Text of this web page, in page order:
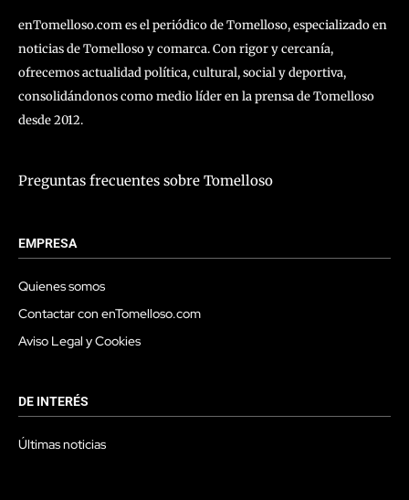
enTomelloso.com es el periódico de Tomelloso, especializado en
noticias de Tomelloso y comarca. Con rigor y cercanía,
ofrecemos actualidad política, cultural, social y deportiva,
consolidándonos como medio líder en la prensa de Tomelloso
desde 2012.
Preguntas frecuentes sobre Tomelloso
EMPRESA
Quienes somos
Contactar con enTomelloso.com
Aviso Legal y Cookies
DE INTERÉS
Últimas noticias